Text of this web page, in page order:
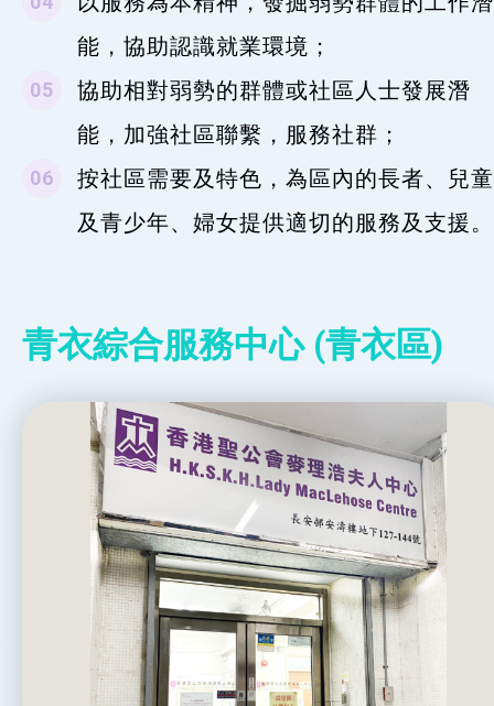
能，協助認識就業環境；
協助相對弱勢的群體或社區人士發展潛
能，加強社區聯繫，服務社群；
按社區需要及特色，為區內的長者、兒童
及青少年、婦女提供適切的服務及支援。
青衣綜合服務中心 (青衣區)